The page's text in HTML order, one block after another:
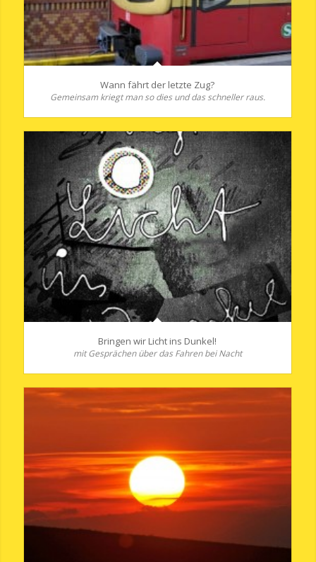
Wann fährt der letzte Zug?
Gemeinsam kriegt man so dies und das schneller raus.
Bringen wir Licht ins Dunkel!
mit Gesprächen über das Fahren bei Nacht